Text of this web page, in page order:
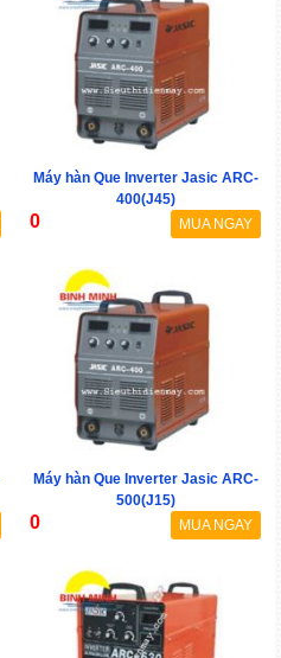
Máy hàn Que Inverter Jasic ARC-
400(J45)
0 MUA NGAY
Máy hàn Que Inverter Jasic ARC-
500(J15)
0 MUA NGAY